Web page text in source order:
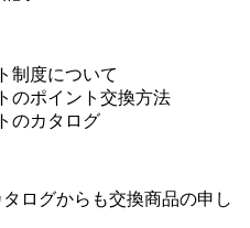
制度について
のポイント交換方法
のカタログ
ログからも交換商品の申し